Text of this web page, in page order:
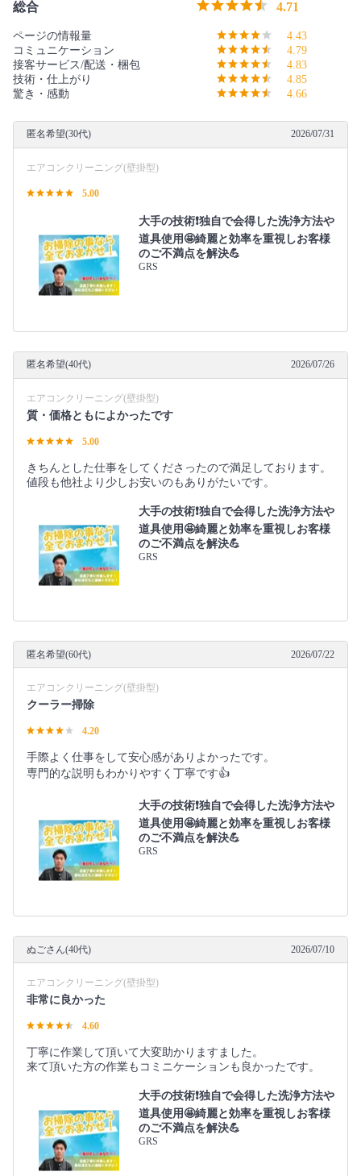
総合 4.71
ページの情報量
4.43
コミュニケーション
4.79
接客サービス/配送・梱包
4.83
技術・仕上がり
4.85
驚き・感動
4.66
匿名希望(30代) 2026/07/31
エアコンクリーニング(壁掛型)
5.00
大手の技術❗️独自で会得した洗浄方法や
道具使用🤩綺麗と効率を重視しお客様
のご不満点を解決💪
GRS
匿名希望(40代) 2026/07/26
エアコンクリーニング(壁掛型)
質・価格ともによかったです
5.00
きちんとした仕事をしてくださったので満足しております。
値段も他社より少しお安いのもありがたいです。
大手の技術❗️独自で会得した洗浄方法や
道具使用🤩綺麗と効率を重視しお客様
のご不満点を解決💪
GRS
匿名希望(60代) 2026/07/22
エアコンクリーニング(壁掛型)
クーラー掃除
4.20
手際よく仕事をして安心感がありよかったです。
専門的な説明もわかりやすく丁寧です👍
大手の技術❗️独自で会得した洗浄方法や
道具使用🤩綺麗と効率を重視しお客様
のご不満点を解決💪
GRS
ぬごさん(40代) 2026/07/10
エアコンクリーニング(壁掛型)
非常に良かった
4.60
丁寧に作業して頂いて大変助かりますました。
来て頂いた方の作業もコミニケーションも良かったです。
大手の技術❗️独自で会得した洗浄方法や
道具使用🤩綺麗と効率を重視しお客様
のご不満点を解決💪
GRS